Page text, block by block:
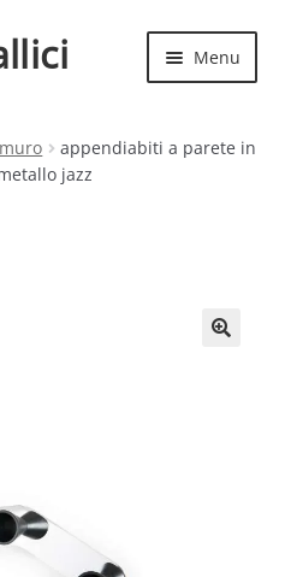
Menu
il
appendiabiti a parete in
jazz